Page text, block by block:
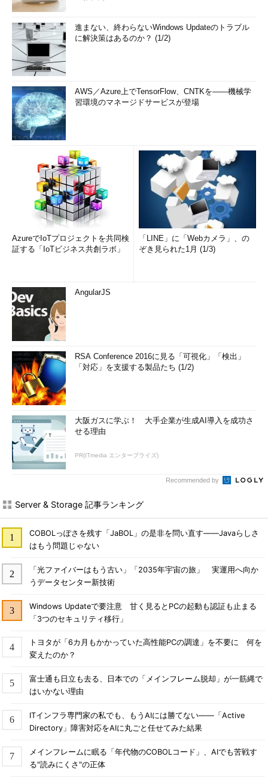
進まない、終わらないWindows Updateのトラブル
に解決策はあるのか？ (1/2)
AWS／Azure上でTensorFlow、CNTKを――機械学
習環境のマネージドサービスが登場
AzureでIoTプロジェクトを共同検
証する「IoTビジネス共創ラボ」
「LINE」に「Webカメラ」、の
ぞき見られた1月 (1/3)
AngularJS
RSA Conference 2016に見る「可視化」「検出」
「対応」を支援する製品たち (1/2)
大阪ガスに学ぶ！ 大手企業が生成AI導入を成功さ
せる理由
PR(ITmedia エンタープライズ)
Recommended by
Server & Storage 記事ランキング
COBOLっぽさを残す「JaBOL」の是非を問い直す――Javaらしさ
はもう問題じゃない
「光ファイバーはもう古い」「2035年宇宙の旅」 実運用へ向か
うデータセンター新技術
Windows Updateで要注意 甘く見るとPCの起動も認証も止まる
「3つのセキュリティ移行」
トヨタが「6カ月もかかっていた高性能PCの調達」を不要に 何を
変えたのか？
富士通も日立も去る、日本での「メインフレーム脱却」が一筋縄で
はいかない理由
ITインフラ専門家の私でも、もうAIには勝てない――「Active
Directory」障害対応をAIに丸ごと任せてみた結果
メインフレームに眠る「年代物のCOBOLコード」、AIでも苦戦す
る"読みにくさ"の正体